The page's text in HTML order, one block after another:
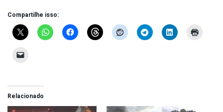
Compartilhe isso:
Relacionado